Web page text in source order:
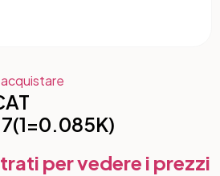
per vedere i prezzi